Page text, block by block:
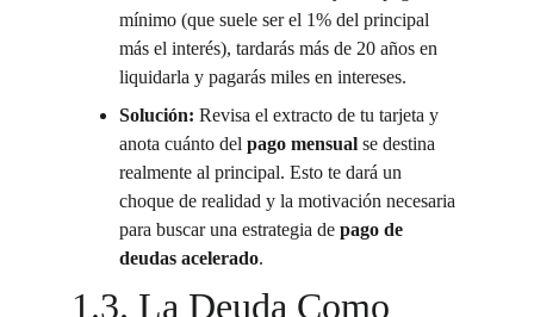
mínimo (que suele ser el 1% del principal
más el interés), tardarás más de 20 años en
liquidarla y pagarás miles en intereses.
Solución: Revisa el extracto de tu tarjeta y
anota cuánto del pago mensual se destina
realmente al principal. Esto te dará un
choque de realidad y la motivación necesaria
para buscar una estrategia de pago de
deudas acelerado.
1.3. La Deuda Como